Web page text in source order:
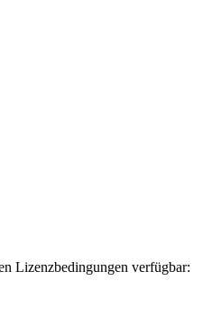
Lizenzbedingungen verfügbar: